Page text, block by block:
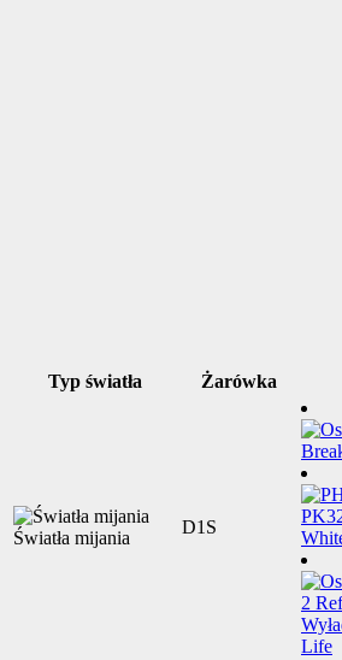
Typ światła Żarówka
Światła mijania
D1S